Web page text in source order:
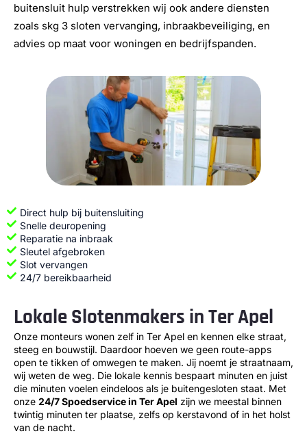
buitensluit hulp verstrekken wij ook andere diensten
zoals skg 3 sloten vervanging, inbraakbeveiliging, en
advies op maat voor woningen en bedrijfspanden.
Direct hulp bij buitensluiting
Snelle deuropening
Reparatie na inbraak
Sleutel afgebroken
Slot vervangen
24/7 bereikbaarheid
Lokale Slotenmakers in Ter Apel
Onze monteurs wonen zelf in Ter Apel en kennen elke straat,
steeg en bouwstijl. Daardoor hoeven we geen route-apps
open te tikken of omwegen te maken. Jij noemt je straatnaam,
wij weten de weg. Die lokale kennis bespaart minuten en juist
die minuten voelen eindeloos als je buitengesloten staat. Met
onze 24/7 Spoedservice in Ter Apel zijn we meestal binnen
twintig minuten ter plaatse, zelfs op kerstavond of in het holst
van de nacht.